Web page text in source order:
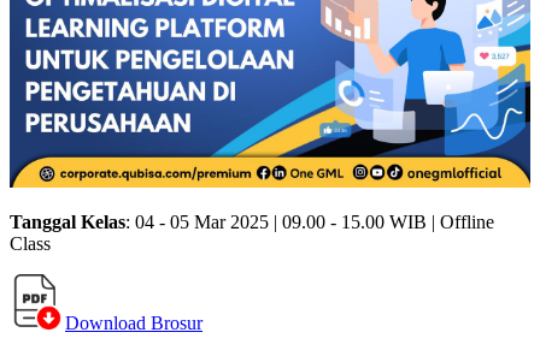
Tanggal Kelas: 04 - 05 Mar 2025 | 09.00 - 15.00 WIB | Offline
Class
Download Brosur